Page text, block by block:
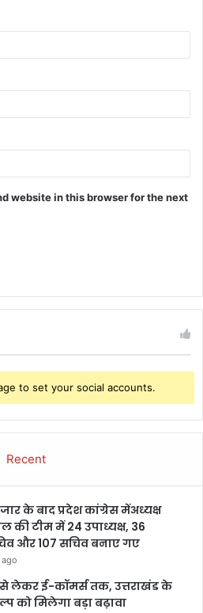
website in this browser for the next
to set your social accounts.
Recent
के बाद प्रदेश कांग्रेस मेंअध्यक्ष
की टीम में 24 उपाध्यक्ष, 36
और 107 सचिव बनाए गए
लेकर ई-कॉमर्स तक, उत्तराखंड के
को मिलेगा बड़ा बढ़ावा